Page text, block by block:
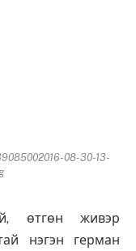
08-30-13-
өтгөн живэр
нэгэн герман